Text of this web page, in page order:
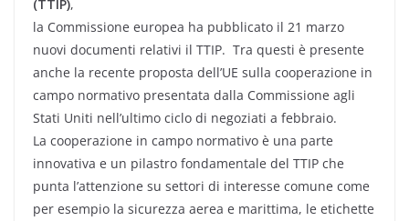
(TTIP),
la Commissione europea ha pubblicato il 21 marzo
nuovi documenti relativi il TTIP. Tra questi è presente
anche la recente proposta dell’UE sulla cooperazione in
campo normativo presentata dalla Commissione agli
Stati Uniti nell’ultimo ciclo di negoziati a febbraio.
La cooperazione in campo normativo è una parte
innovativa e un pilastro fondamentale del TTIP che
punta l’attenzione su settori di interesse comune come
per esempio la sicurezza aerea e marittima, le etichette